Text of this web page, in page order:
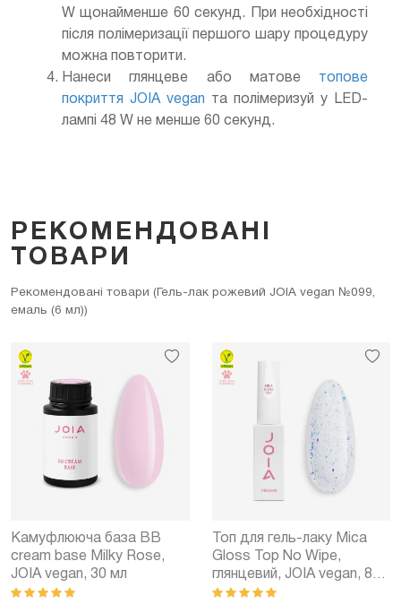
W щонайменше 60 секунд. При необхідності
після полімеризації першого шару процедуру
можна повторити.
Нанеси глянцеве або матове топове
покриття JOIA vegan та полімеризуй у LED-
лампі 48 W не менше 60 секунд.
РЕКОМЕНДОВАНІ
ТОВАРИ
Рекомендовані товари (Гель-лак рожевий JOIA vegan №099,
емаль (6 мл))
Камуфлююча база BB
cream base Milky Rose,
JOIA vegan, 30 мл
Топ для гель-лаку Mica
Gloss Top No Wipe,
глянцевий, JOIA vegan, 8
мл